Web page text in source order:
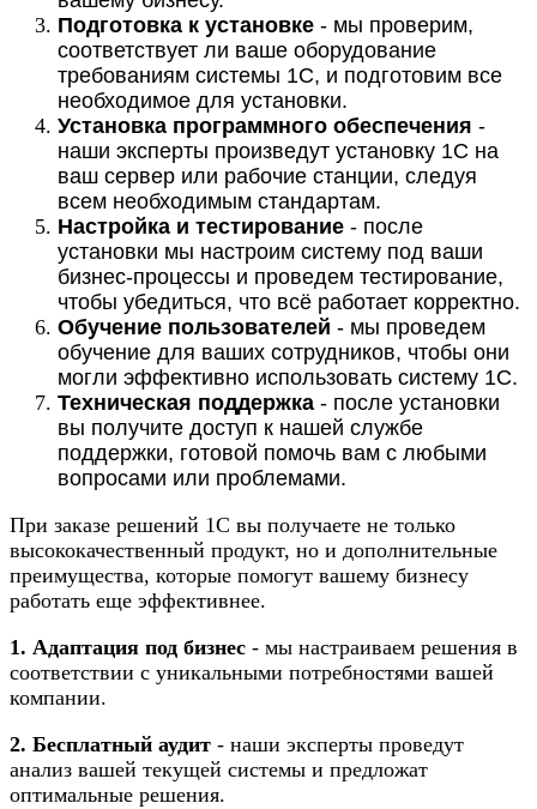
Подготовка к установке - мы проверим,
соответствует ли ваше оборудование
требованиям системы 1С, и подготовим все
необходимое для установки.
Установка программного обеспечения -
наши эксперты произведут установку 1С на
ваш сервер или рабочие станции, следуя
всем необходимым стандартам.
Настройка и тестирование - после
установки мы настроим систему под ваши
бизнес-процессы и проведем тестирование,
чтобы убедиться, что всё работает корректно.
Обучение пользователей - мы проведем
обучение для ваших сотрудников, чтобы они
могли эффективно использовать систему 1С.
Техническая поддержка - после установки
вы получите доступ к нашей службе
поддержки, готовой помочь вам с любыми
вопросами или проблемами.
При заказе решений 1С вы получаете не только
высококачественный продукт, но и дополнительные
преимущества, которые помогут вашему бизнесу
работать еще эффективнее.
1. Адаптация под бизнес - мы настраиваем решения в
соответствии с уникальными потребностями вашей
компании.
2. Бесплатный аудит - наши эксперты проведут
анализ вашей текущей системы и предложат
оптимальные решения.